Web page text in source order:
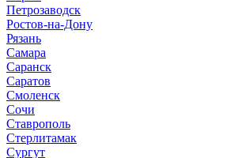
Петрозаводск
Ростов-на-Дону
Рязань
Самара
Саранск
Саратов
Смоленск
Сочи
Ставрополь
Стерлитамак
Сургут